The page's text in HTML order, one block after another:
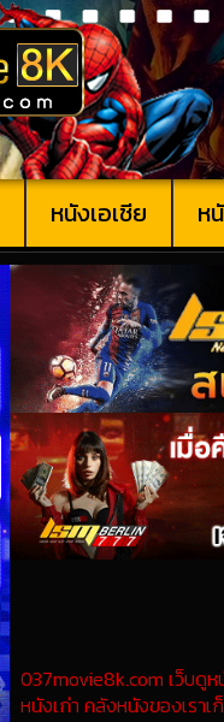
หนังเอเชีย ห
037movie8k.com เว็บดู
หนังเก่า คลังหนังของเรา